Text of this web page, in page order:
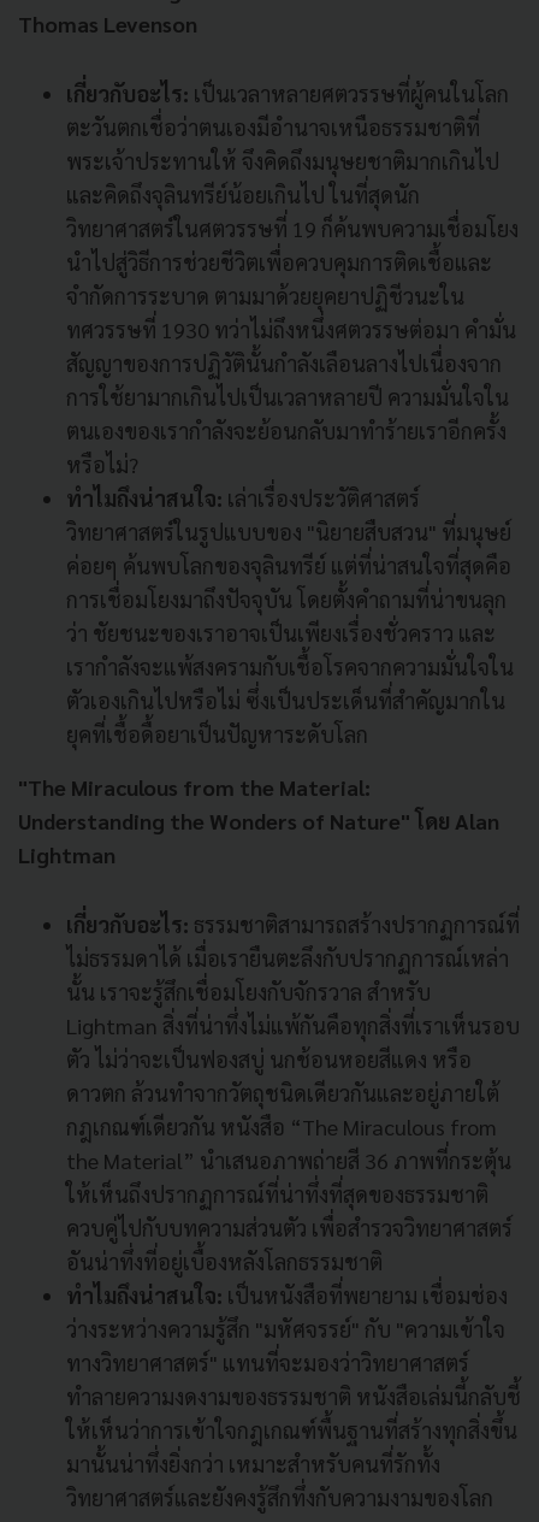
Thomas Levenson
เกี่ยวกับอะไร: เป็นเวลาหลายศตวรรษที่ผู้คนในโลก
ตะวันตกเชื่อว่าตนเองมีอำนาจเหนือธรรมชาติที่
พระเจ้าประทานให้ จึงคิดถึงมนุษยชาติมากเกินไป
และคิดถึงจุลินทรีย์น้อยเกินไป ในที่สุดนัก
วิทยาศาสตร์ในศตวรรษที่ 19 ก็ค้นพบความเชื่อมโยง
นำไปสู่วิธีการช่วยชีวิตเพื่อควบคุมการติดเชื้อและ
จำกัดการระบาด ตามมาด้วยยุคยาปฏิชีวนะใน
ทศวรรษที่ 1930 ทว่าไม่ถึงหนึ่งศตวรรษต่อมา คำมั่น
สัญญาของการปฏิวัตินั้นกำลังเลือนลางไปเนื่องจาก
การใช้ยามากเกินไปเป็นเวลาหลายปี ความมั่นใจใน
ตนเองของเรากำลังจะย้อนกลับมาทำร้ายเราอีกครั้ง
หรือไม่?
ทำไมถึงน่าสนใจ: เล่าเรื่องประวัติศาสตร์
วิทยาศาสตร์ในรูปแบบของ "นิยายสืบสวน" ที่มนุษย์
ค่อยๆ ค้นพบโลกของจุลินทรีย์ แต่ที่น่าสนใจที่สุดคือ
การเชื่อมโยงมาถึงปัจจุบัน โดยตั้งคำถามที่น่าขนลุก
ว่า ชัยชนะของเราอาจเป็นเพียงเรื่องชั่วคราว และ
เรากำลังจะแพ้สงครามกับเชื้อโรคจากความมั่นใจใน
ตัวเองเกินไปหรือไม่ ซึ่งเป็นประเด็นที่สำคัญมากใน
ยุคที่เชื้อดื้อยาเป็นปัญหาระดับโลก
"The Miraculous from the Material:
Understanding the Wonders of Nature" โดย Alan
Lightman
เกี่ยวกับอะไร: ธรรมชาติสามารถสร้างปรากฏการณ์ที่
ไม่ธรรมดาได้ เมื่อเรายืนตะลึงกับปรากฏการณ์เหล่า
นั้น เราจะรู้สึกเชื่อมโยงกับจักรวาล สำหรับ
Lightman สิ่งที่น่าทึ่งไม่แพ้กันคือทุกสิ่งที่เราเห็นรอบ
ตัว ไม่ว่าจะเป็นฟองสบู่ นกช้อนหอยสีแดง หรือ
ดาวตก ล้วนทำจากวัตถุชนิดเดียวกันและอยู่ภายใต้
กฎเกณฑ์เดียวกัน หนังสือ “The Miraculous from
the Material” นำเสนอภาพถ่ายสี 36 ภาพที่กระตุ้น
ให้เห็นถึงปรากฏการณ์ที่น่าทึ่งที่สุดของธรรมชาติ
ควบคู่ไปกับบทความส่วนตัว เพื่อสำรวจวิทยาศาสตร์
อันน่าทึ่งที่อยู่เบื้องหลังโลกธรรมชาติ
ทำไมถึงน่าสนใจ: เป็นหนังสือที่พยายาม เชื่อมช่อง
ว่างระหว่างความรู้สึก "มหัศจรรย์" กับ "ความเข้าใจ
ทางวิทยาศาสตร์" แทนที่จะมองว่าวิทยาศาสตร์
ทำลายความงดงามของธรรมชาติ หนังสือเล่มนี้กลับชี้
ให้เห็นว่าการเข้าใจกฎเกณฑ์พื้นฐานที่สร้างทุกสิ่งขึ้น
มานั้นน่าทึ่งยิ่งกว่า เหมาะสำหรับคนที่รักทั้ง
วิทยาศาสตร์และยังคงรู้สึกทึ่งกับความงามของโลก